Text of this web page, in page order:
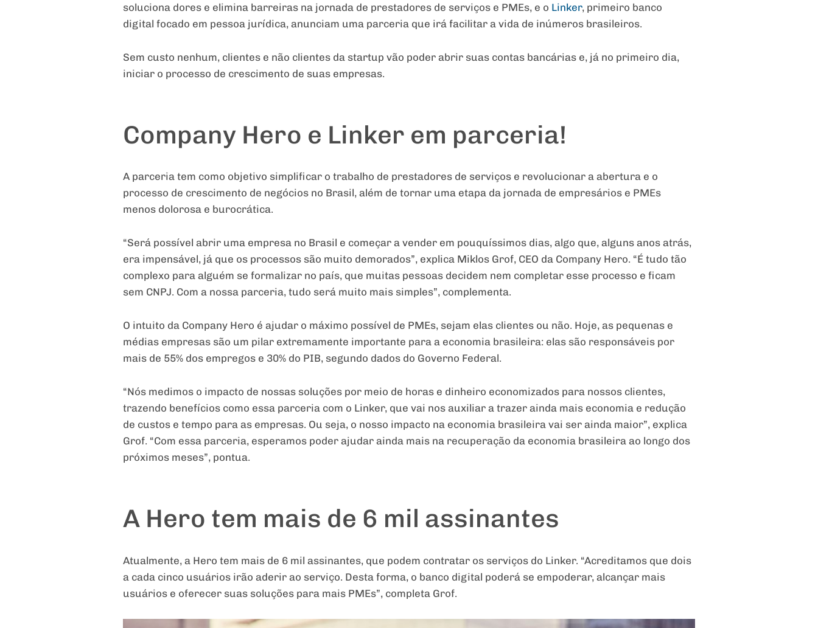
soluciona dores e elimina barreiras na jornada de prestadores de serviços e PMEs, e o Linker, primeiro banco
digital focado em pessoa jurídica, anunciam uma parceria que irá facilitar a vida de inúmeros brasileiros.
Sem custo nenhum, clientes e não clientes da startup vão poder abrir suas contas bancárias e, já no primeiro dia,
iniciar o processo de crescimento de suas empresas.
Company Hero e Linker em parceria!
A parceria tem como objetivo simplificar o trabalho de prestadores de serviços e revolucionar a abertura e o
processo de crescimento de negócios no Brasil, além de tornar uma etapa da jornada de empresários e PMEs
menos dolorosa e burocrática.
“Será possível abrir uma empresa no Brasil e começar a vender em pouquíssimos dias, algo que, alguns anos atrás,
era impensável, já que os processos são muito demorados”, explica Miklos Grof, CEO da Company Hero. “É tudo tão
complexo para alguém se formalizar no país, que muitas pessoas decidem nem completar esse processo e ficam
sem CNPJ. Com a nossa parceria, tudo será muito mais simples”, complementa.
O intuito da Company Hero é ajudar o máximo possível de PMEs, sejam elas clientes ou não. Hoje, as pequenas e
médias empresas são um pilar extremamente importante para a economia brasileira: elas são responsáveis por
mais de 55% dos empregos e 30% do PIB, segundo dados do Governo Federal.
“Nós medimos o impacto de nossas soluções por meio de horas e dinheiro economizados para nossos clientes,
trazendo benefícios como essa parceria com o Linker, que vai nos auxiliar a trazer ainda mais economia e redução
de custos e tempo para as empresas. Ou seja, o nosso impacto na economia brasileira vai ser ainda maior”, explica
Grof. “Com essa parceria, esperamos poder ajudar ainda mais na recuperação da economia brasileira ao longo dos
próximos meses”, pontua.
A Hero tem mais de 6 mil assinantes
Atualmente, a Hero tem mais de 6 mil assinantes, que podem contratar os serviços do Linker. “Acreditamos que dois
a cada cinco usuários irão aderir ao serviço. Desta forma, o banco digital poderá se empoderar, alcançar mais
usuários e oferecer suas soluções para mais PMEs”, completa Grof.